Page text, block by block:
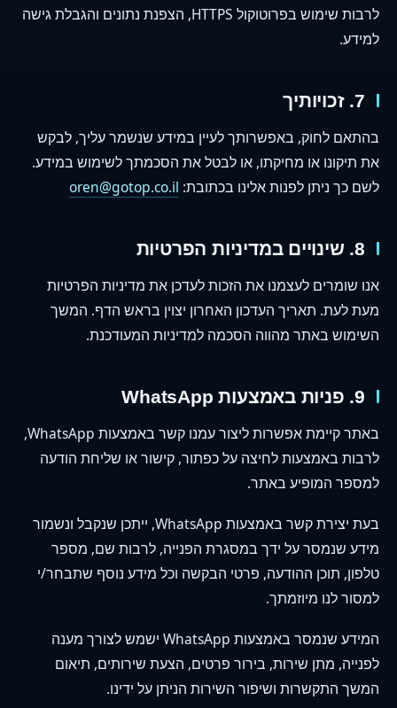
לרבות שימוש בפרוטוקול HTTPS, הצפנת נתונים והגבלת גישה
למידע.
7. זכויותיך
בהתאם לחוק, באפשרותך לעיין במידע שנשמר עליך, לבקש
את תיקונו או מחיקתו, או לבטל את הסכמתך לשימוש במידע.
לשם כך ניתן לפנות אלינו בכתובת: oren@gotop.co.il
8. שינויים במדיניות הפרטיות
אנו שומרים לעצמנו את הזכות לעדכן את מדיניות הפרטיות
מעת לעת. תאריך העדכון האחרון יצוין בראש הדף. המשך
השימוש באתר מהווה הסכמה למדיניות המעודכנת.
9. פניות באמצעות WhatsApp
באתר קיימת אפשרות ליצור עמנו קשר באמצעות WhatsApp,
לרבות באמצעות לחיצה על כפתור, קישור או שליחת הודעה
למספר המופיע באתר.
בעת יצירת קשר באמצעות WhatsApp, ייתכן שנקבל ונשמור
מידע שנמסר על ידך במסגרת הפנייה, לרבות שם, מספר
טלפון, תוכן ההודעה, פרטי הבקשה וכל מידע נוסף שתבחר/י
למסור לנו מיוזמתך.
המידע שנמסר באמצעות WhatsApp ישמש לצורך מענה
לפנייה, מתן שירות, בירור פרטים, הצעת שירותים, תיאום
המשך התקשרות ושיפור השירות הניתן על ידינו.